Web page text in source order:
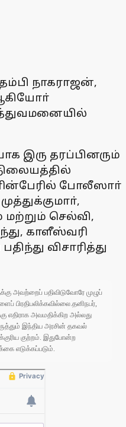
நாகராஜன்,
இரு தரப்பினரும்
போலீஸாா்
மற்றும் செல்வி,
காளீஸ்வரி
விசாரித்து
அவற்றைப் பதிவிடுவோரே முழுப்
பிரதிபலிக்கவில்லை.தனிநபர்,
எதிராக அவமதிக்கிற அல்லது
இந்திய அரசின் தகவல்
குற்றம். இதுபோன்ற
எடுக்கப்படும்.